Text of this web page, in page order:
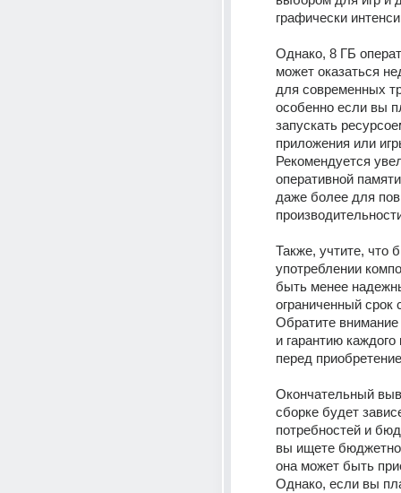
графически
Однако, 8 ГБ
может оказаться
для современных
особенно если вы
запускать
приложения или
Рекомендуется
оперативной
даже более для
Также, учтите, что
употреблении
быть менее
ограниченный
Обратите внимание
и гарантию каждого
перед
Окончательный
сборке будет
потребностей и
вы ищете
она может быть
Однако, если вы